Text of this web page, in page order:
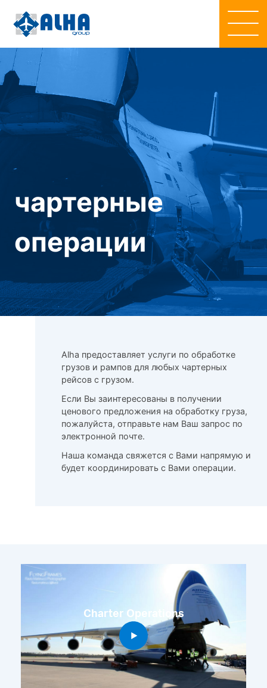
чартерные
операции
Alha предоставляет услуги по обработке
грузов и рампов для любых чартерных
рейсов с грузом.
Если Вы заинтересованы в получении
ценового предложения на обработку груза,
пожалуйста, отправьте нам Ваш запрос по
электронной почте.
Наша команда свяжется с Вами напрямую и
будет координировать с Вами операции.
Charter Operations